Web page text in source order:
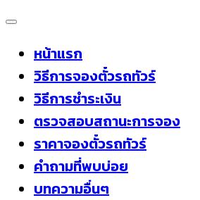
Skip
contentหน้าแรก
วิธีการจองตั๋วรถทัวร์
วิธีการชำระเงิน
ตรวจสอบสถานะการจอง
ราคาจองตั๋วรถทัวร์
คำถามที่พบบ่อย
บทความอื่นๆ